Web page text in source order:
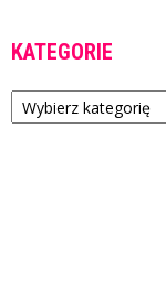
KATEGORIE
Kategorie